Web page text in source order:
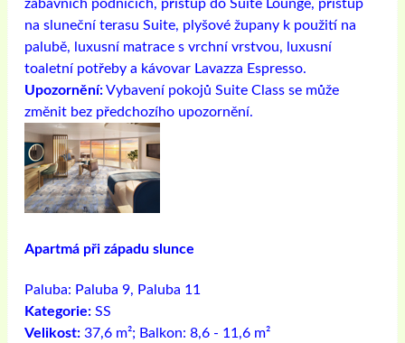
zábavních podnicích, přístup do Suite Lounge, přístup
na sluneční terasu Suite, plyšové župany k použití na
palubě, luxusní matrace s vrchní vrstvou, luxusní
toaletní potřeby a kávovar Lavazza Espresso.
Upozornění:Vybavení pokojů Suite Class se může
změnit bez předchozího upozornění.
Apartmá při západu slunce
Paluba: Paluba 9, Paluba 11
Kategorie: SS
Velikost: 37,6 m²; Balkon: 8,6 - 11,6 m²